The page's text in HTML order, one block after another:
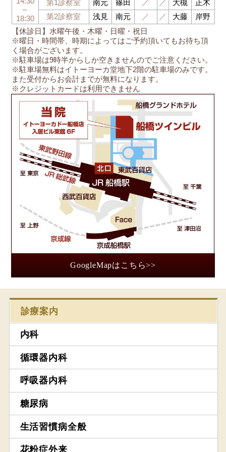
【休診日】水曜午後・木曜・日曜・祝日
※曜日・時間帯、時期によってはご予約頂いてもお待ち頂
く場合がございます。
※駐車場は9時半からしか空きませんのでご注意ください。
※駐車場無料はイトーヨーカ堂地下2階の駐車場のみです。
また受付からお会計までが無料になります。
※クレジットカードは利用できません
～
18:30
第1診察室 南元 篠田 ／ ／ 大槻
正木
第2診察室
浅見 南元 ／ ／ 大藤 岸野
GoogleMapはこちら>>
診療案内
内科
循環器内科
呼吸器内科
糖尿病
生活習慣病全般
花粉症外来